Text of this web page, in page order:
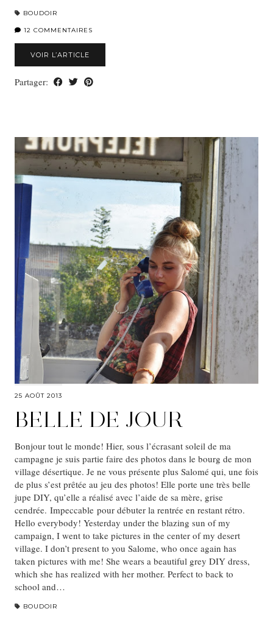
BOUDOIR
12 COMMENTAIRES
VOIR L’ARTICLE
Partager:
25 AOÛT 2013
BELLE DE JOUR
Bonjour tout le monde! Hier, sous l’écrasant soleil de ma
campagne je suis partie faire des photos dans le bourg de mon
village désertique. Je ne vous présente plus Salomé qui, une fois
de plus s’est prêtée au jeu des photos! Elle porte une très belle
jupe DIY, qu’elle a réalisé avec l’aide de sa mère, grise
cendrée. Impeccable pour débuter la rentrée en restant rétro.
Hello everybody! Yesterday under the blazing sun of my
campaign, I went to take pictures in the center of my desert
village. I don’t present to you Salome, who once again has
taken pictures with me! She wears a beautiful grey DIY dress,
which she has realized with her mother. Perfect to back to
school and…
BOUDOIR